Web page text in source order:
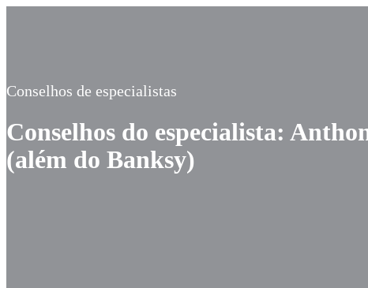
Conselhos de especialistas
Conselhos do especialista:
(além do Banksy)